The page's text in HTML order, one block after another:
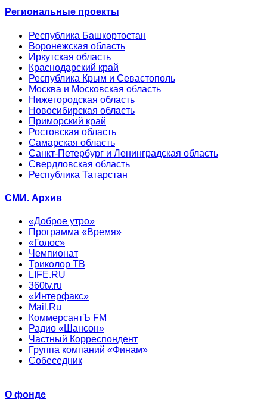
Региональные проекты
Республика Башкортостан
Воронежская область
Иркутская область
Краснодарский край
Республика Крым и Севастополь
Москва и Московская область
Нижегородская область
Новосибирская область
Приморский край
Ростовская область
Самарская область
Санкт-Петербург и Ленинградская область
Свердловская область
Республика Татарстан
СМИ. Архив
«Доброе утро»
Программа «Время»
«Голос»
Чемпионат
Триколор ТВ
LIFE.RU
360tv.ru
«Интерфакс»
Mail.Ru
КоммерсантЪ FM
Радио «Шансон»
Частный Корреспондент
Группа компаний «Финам»
Собеседник
О фонде